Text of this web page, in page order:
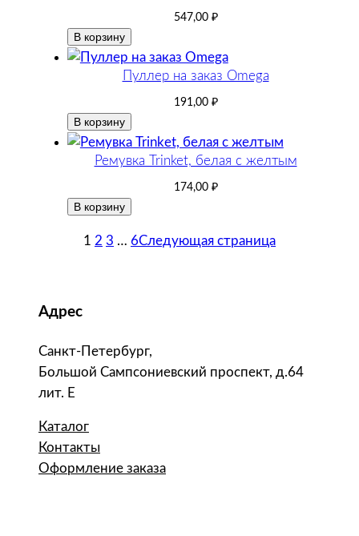
547,00 ₽
В корзину
Пуллер на заказ Omega
191,00 ₽
В корзину
Ремувка Trinket, белая с желтым
174,00 ₽
В корзину
1 2 3 … 6Следующая страница
Адрес
Санкт-Петербург,
Большой Сампсониевский проспект, д.64
лит. Е
Каталог
Контакты
Оформление заказа